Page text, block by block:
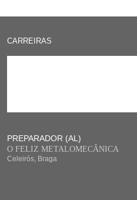
CARREIRAS
PREPARADOR (AL)
O FELIZ METALOMECÂNICA
Celeirós, Braga